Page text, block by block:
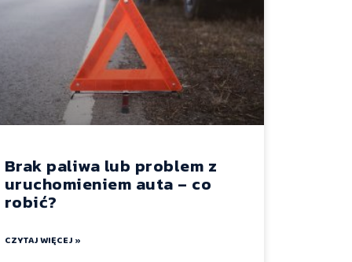
Brak paliwa lub problem z
uruchomieniem auta – co
robić?
CZYTAJ WIĘCEJ »